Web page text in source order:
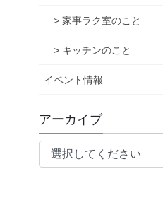
> 家事ラク室のこと
> キッチンのこと
イベント情報
アーカイブ